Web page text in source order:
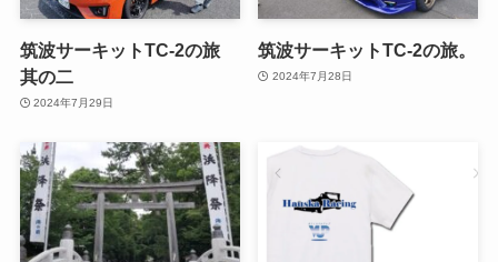
筑波サーキットTC-2の旅
其の二
2024年7月29日
筑波サーキットTC-2の旅。
2024年7月28日